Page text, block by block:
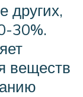
других,
30%.
веществ